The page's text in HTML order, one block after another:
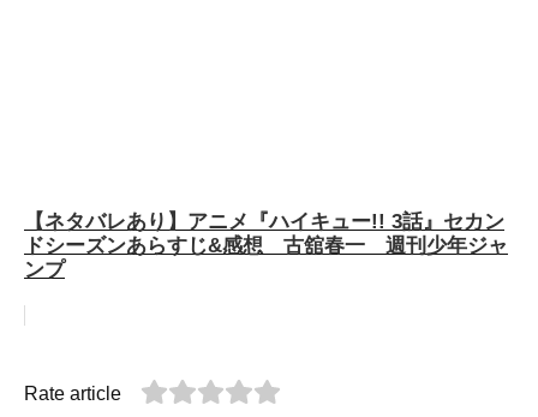
【ネタバレあり】アニメ『ハイキュー!! 3話』セカン
ドシーズンあらすじ&感想 古舘春一 週刊少年ジャ
ンプ
Rate article